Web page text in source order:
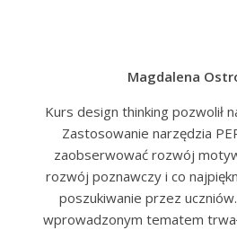
Magdalena
Kurs design thinking pozwolił
Zastosowanie narzędzia
zaobserwować rozwój
rozwój poznawczy i co
poszukiwanie przez
wprowadzonym tematem